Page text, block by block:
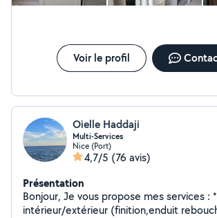
Voir le profil
Oielle Haddaji
Multi-Services
Nice (Port)
4,7/5 (76 avis)
Présentation
Bonjour, Je vous propose mes services :
intérieur/extérieur (finition,enduit